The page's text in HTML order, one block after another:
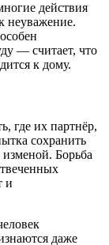
действия
неуважение.
— считает, что
к дому.
где их партнёр,
сохранить
Борьба
и
даже